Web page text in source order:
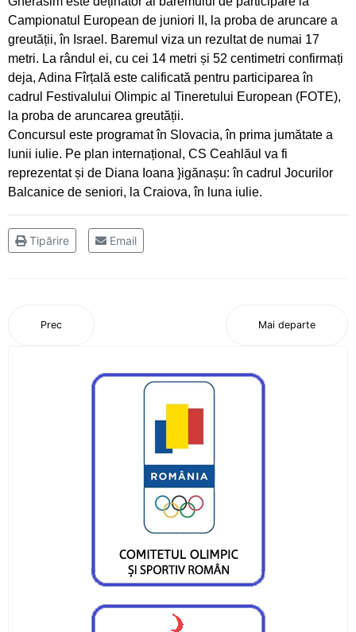
Oaspete din Germania pentru luptătorii
Ceahlăului
Canotorii CS Ceahlăul și LPS Piatra Neamț, pe
podium la Campionatele Naționale ale Juniorilor
Canotajul pietrean, o "uzină de medalii"
Obiectiv realizat pentru canotajul pietrean, la
Varese
Silviu Daniel Munteanu, cel mai bun junior din
Adina Fîrțală și Darius Gavriloaia, reprezentanții
Doi atleți pietreni au adus medalii importante
lotului României
Obiective îndeplinite pentru atleții CS Ceahlăul
și LPS Piatra Neamț
Un titlu continental și o medalie de bronz
pentru flotila pietreană
Ionuț Măriuța și Gabriel Marcel sunt campioni
naționali
Pietrenii, învingători în Cupa României Under 15
Campionatul European de juniori II, la proba de aruncare a
greutății, în Israel. Baremul viza un rezultat de numai 17
metri. La rândul ei, cu cei 14 metri și 52 centimetri confirmați
deja, Adina Fîrțală este calificată pentru participarea în
cadrul Festivalului Olimpic al Tineretului European (FOTE),
la proba de aruncarea greutății.
Concursul este programat în Slovacia, în prima jumătate a
lunii iulie. Pe plan internațional, CS Ceahlăul va fi
reprezentat și de Diana Ioana }igănașu: în cadrul Jocurilor
Balcanice de seniori, la Craiova, în luna iulie.
Tipărire Email
Prec Mai departe